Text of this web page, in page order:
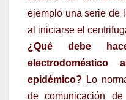
ejemplo una serie de
al iniciarse el
¿Qué debe
epidémico? Lo
de comunicación